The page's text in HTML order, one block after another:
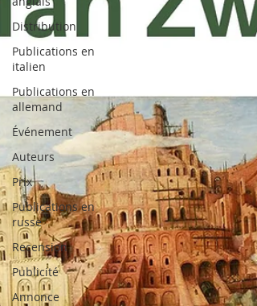
Distribution
Publications en
italien
Publications en
allemand
Événement
Auteurs
Prix
Publications en
russe
Recension
Publicité
Annonce